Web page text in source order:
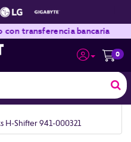
0
transferencia bancaria
H-Shifter 941-000321